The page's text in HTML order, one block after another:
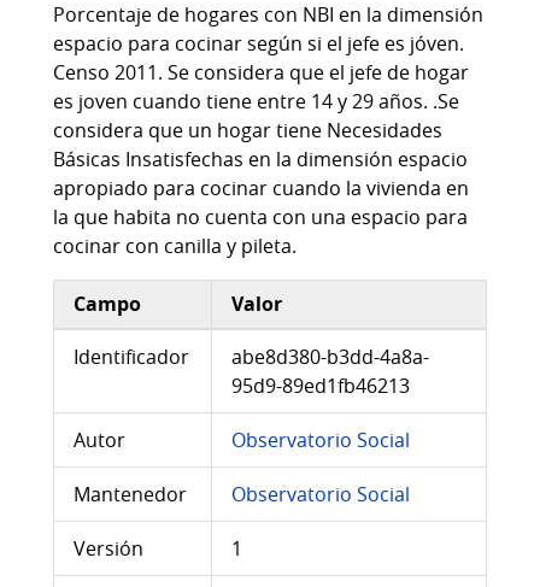
Porcentaje de hogares con NBI en la dimensión
espacio para cocinar según si el jefe es jóven.
Censo 2011. Se considera que el jefe de hogar
es joven cuando tiene entre 14 y 29 años. .Se
considera que un hogar tiene Necesidades
Básicas Insatisfechas en la dimensión espacio
apropiado para cocinar cuando la vivienda en
la que habita no cuenta con una espacio para
cocinar con canilla y pileta.
Campo
Valor
Identificador
abe8d380-b3dd-4a8a-
95d9-89ed1fb46213
Autor Observatorio Social
Mantenedor Observatorio Social
Versión 1